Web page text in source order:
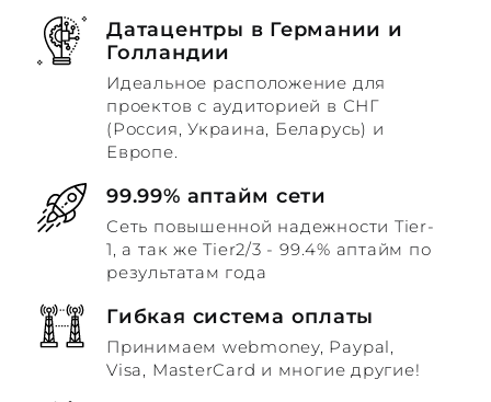
Датацентры в Германии и
Голландии
Идеальное расположение для
проектов с аудиторией в СНГ
(Россия, Украина, Беларусь) и
Европе.
99.99% аптайм сети
Сеть повышенной надежности Tier-
1, а так же Tier2/3 - 99.4% аптайм по
результатам года
Гибкая система оплаты
Принимаем webmoney, Paypal,
Visa, MasterCard и многие другие!